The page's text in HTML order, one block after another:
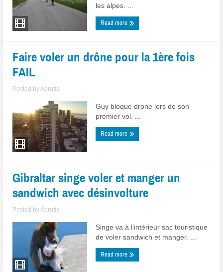
les alpes. ...
Read more
Faire voler un drône pour la 1ère fois
FAIL
Posted byAbrutis
Guy bloque drone lors de son
premier vol. ...
Read more
Gibraltar singe voler et manger un
sandwich avec désinvolture
Posted byAbrutis
Singe va à l’intérieur sac touristique
de voler sandwich et manger. ...
Read more